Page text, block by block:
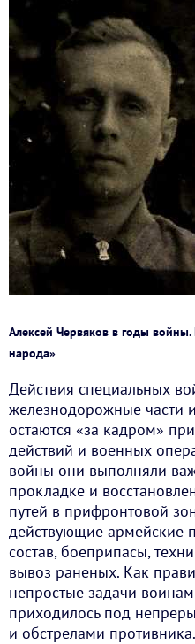
Алексей Червяков в годы
народа»
Действия специальных
железнодорожные части
остаются «за кадром»
действий и военных
войны они выполняли
прокладке и
путей в прифронтовой
действующие армейские
состав, боеприпасы,
вывоз раненых. Как
непростые задачи
приходилось под
и обстрелами противника.